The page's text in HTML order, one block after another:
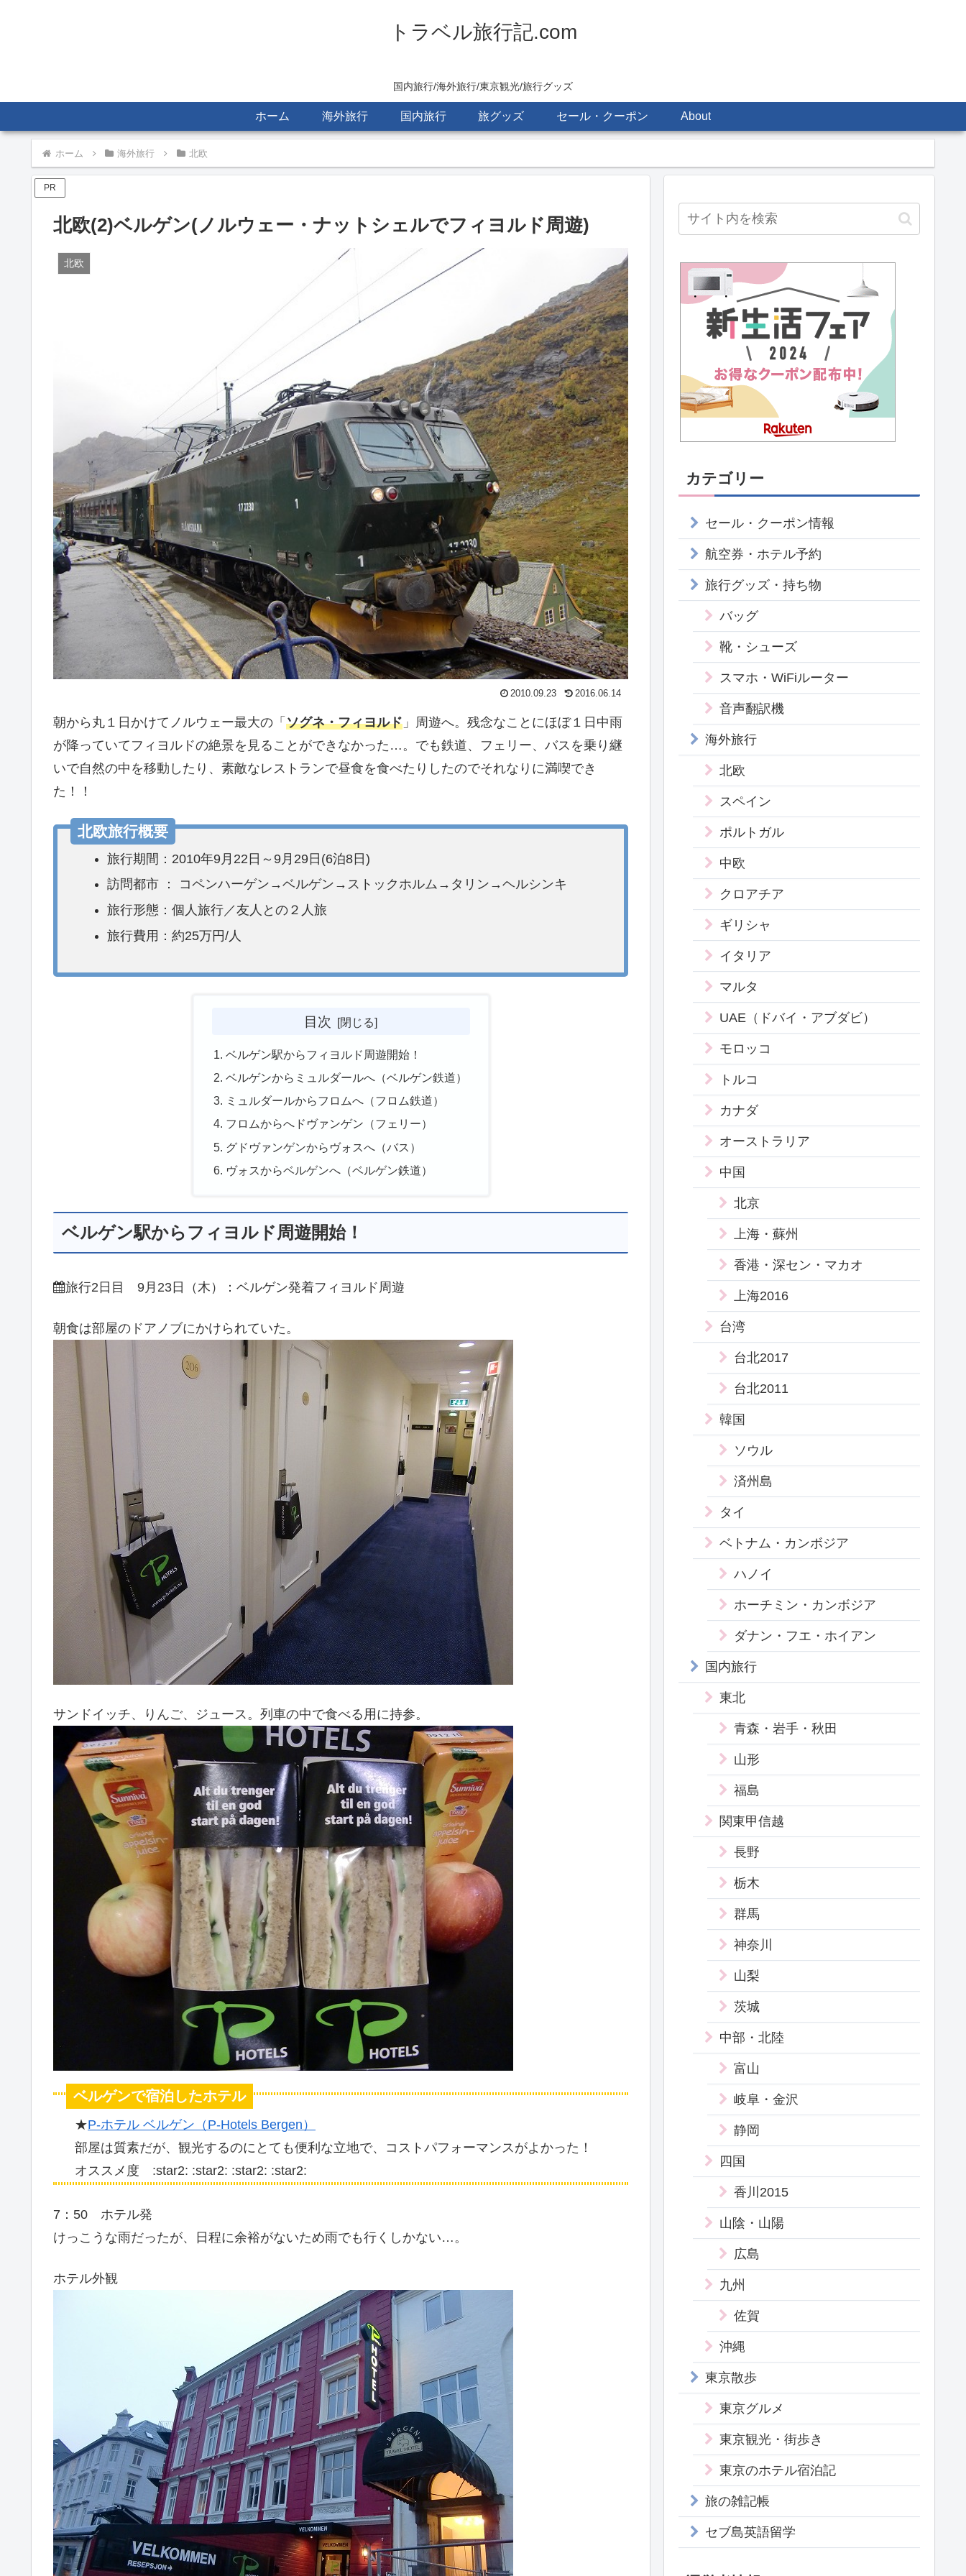
トラベル旅行記.com
国内旅行/海外旅行/東京観光/旅行グッズ
ホーム 海外旅行 国内旅行 旅グッズ セール・クーポン About
ホーム 海外旅行 北欧
PR
北欧(2)ベルゲン(ノルウェー・ナットシェルでフィヨルド周遊)
北欧
2010.09.23 2016.06.14
朝から丸１日かけてノルウェー最大の「 ソグネ・フィヨルド 」周遊へ。残念なことにほぼ１日中雨
が降っていてフィヨルドの絶景を見ることができなかった…。でも鉄道、フェリー、バスを乗り継
いで自然の中を移動したり、素敵なレストランで昼食を食べたりしたのでそれなりに満喫でき
た！！
北欧旅行概要
旅行期間：2010年9月22日～9月29日(6泊8日)
訪問都市 ： コペンハーゲン→ベルゲン→ストックホルム→タリン→ヘルシンキ
旅行形態：個人旅行／友人との２人旅
旅行費用：約25万円/人
目次
ベルゲン駅からフィヨルド周遊開始！
ベルゲンからミュルダールへ（ベルゲン鉄道）
ミュルダールからフロムへ（フロム鉄道）
フロムからへドヴァンゲン（フェリー）
グドヴァンゲンからヴォスへ（バス）
ヴォスからベルゲンへ（ベルゲン鉄道）
ベルゲン駅からフィヨルド周遊開始！
旅行2日目 9月23日（木）：ベルゲン発着フィヨルド周遊
朝食は部屋のドアノブにかけられていた。
サンドイッチ、りんご、ジュース。列車の中で食べる用に持参。
ベルゲンで宿泊したホテル
★P-ホテル ベルゲン（P-Hotels Bergen）
部屋は質素だが、観光するのにとても便利な立地で、コストパフォーマンスがよかった！
オススメ度 :star2: :star2: :star2: :star2:
7：50 ホテル発
けっこうな雨だったが、日程に余裕がないため雨でも行くしかない…。
ホテル外観
カテゴリー
セール・クーポン情報
航空券・ホテル予約
旅行グッズ・持ち物
バッグ
靴・シューズ
スマホ・WiFiルーター
音声翻訳機
海外旅行
北欧
スペイン
ポルトガル
中欧
クロアチア
ギリシャ
イタリア
マルタ
UAE（ドバイ・アブダビ）
モロッコ
トルコ
カナダ
オーストラリア
中国
北京
上海・蘇州
香港・深セン・マカオ
上海2016
台湾
台北2017
台北2011
韓国
ソウル
済州島
タイ
ベトナム・カンボジア
ハノイ
ホーチミン・カンボジア
ダナン・フエ・ホイアン
国内旅行
東北
青森・岩手・秋田
山形
福島
関東甲信越
長野
栃木
群馬
神奈川
山梨
茨城
中部・北陸
富山
岐阜・金沢
静岡
四国
香川2015
山陰・山陽
広島
九州
佐賀
沖縄
東京散歩
東京グルメ
東京観光・街歩き
東京のホテル宿泊記
旅の雑記帳
セブ島英語留学